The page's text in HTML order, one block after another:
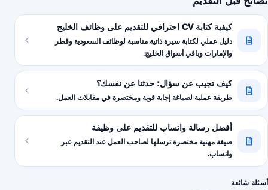
كيفية كتابة CV احترافي للتقديم على وظائف الخليج
دليل عملي لكتابة سيرة ذاتية مناسبة لوظائف السعودية وقطر
والإمارات وباقي أسواق الخليج.
كيف تجيب عن سؤال: حدثنا عن نفسك؟
طريقة عملية لصياغة إجابة قوية ومختصرة في مقابلات العمل.
أفضل رسالة واتساب للتقديم على وظيفة
صيغة مهنية مختصرة ترسلها لصاحب العمل عند التقديم عبر
واتساب.
أسئلة شائعة